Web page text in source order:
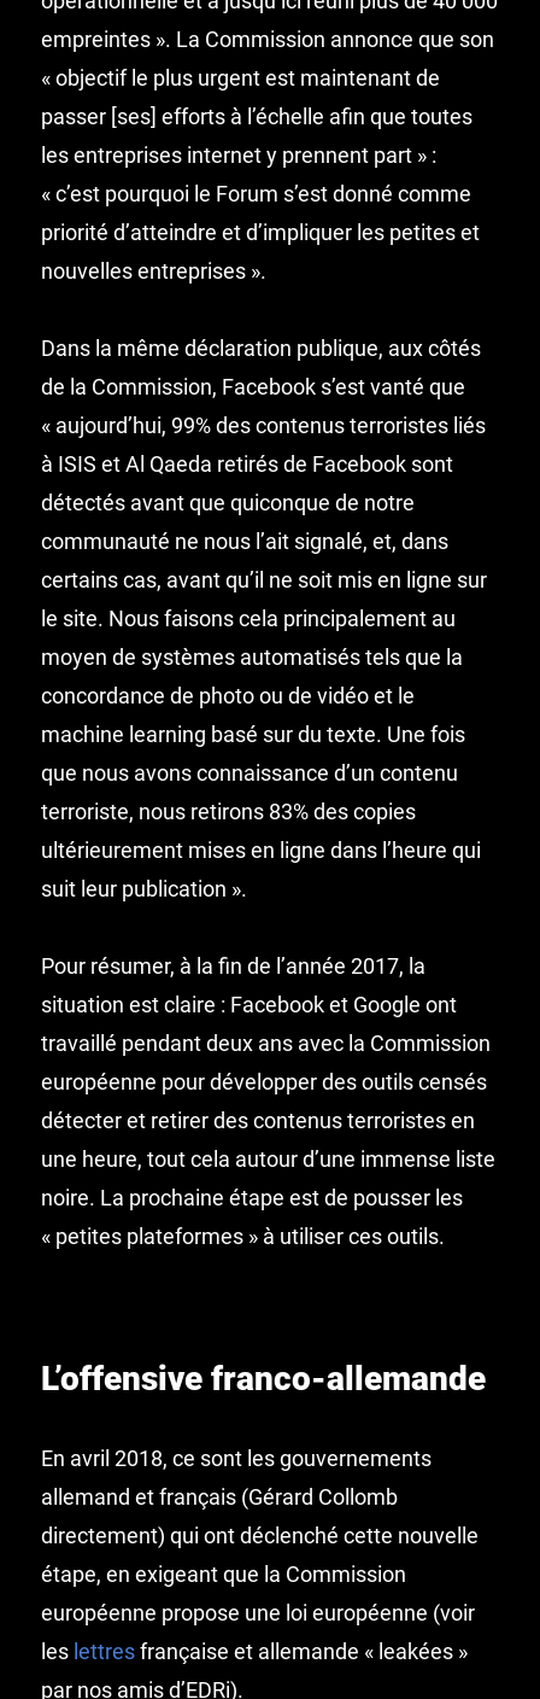
empreintes ». La Commission annonce que son
« objectif le plus urgent est maintenant de
passer [ses] efforts à l’échelle afin que toutes
les entreprises internet y prennent part » :
« c’est pourquoi le Forum s’est donné comme
priorité d’atteindre et d’impliquer les petites et
nouvelles entreprises ».
Dans la même déclaration publique, aux côtés
de la Commission, Facebook s’est vanté que
« aujourd’hui, 99% des contenus terroristes liés
à ISIS et Al Qaeda retirés de Facebook sont
détectés avant que quiconque de notre
communauté ne nous l’ait signalé, et, dans
certains cas, avant qu’il ne soit mis en ligne sur
le site. Nous faisons cela principalement au
moyen de systèmes automatisés tels que la
concordance de photo ou de vidéo et le
machine learning basé sur du texte. Une fois
que nous avons connaissance d’un contenu
terroriste, nous retirons 83% des copies
ultérieurement mises en ligne dans l’heure qui
suit leur publication ».
Pour résumer, à la fin de l’année 2017, la
situation est claire : Facebook et Google ont
travaillé pendant deux ans avec la Commission
européenne pour développer des outils censés
détecter et retirer des contenus terroristes en
une heure, tout cela autour d’une immense liste
noire. La prochaine étape est de pousser les
« petites plateformes » à utiliser ces outils.
L’offensive franco-allemande
En avril 2018, ce sont les gouvernements
allemand et français (Gérard Collomb
directement) qui ont déclenché cette nouvelle
étape, en exigeant que la Commission
européenne propose une loi européenne (voir
les lettresfrançaise et allemande « leakées »
par nos amis d’EDRi).